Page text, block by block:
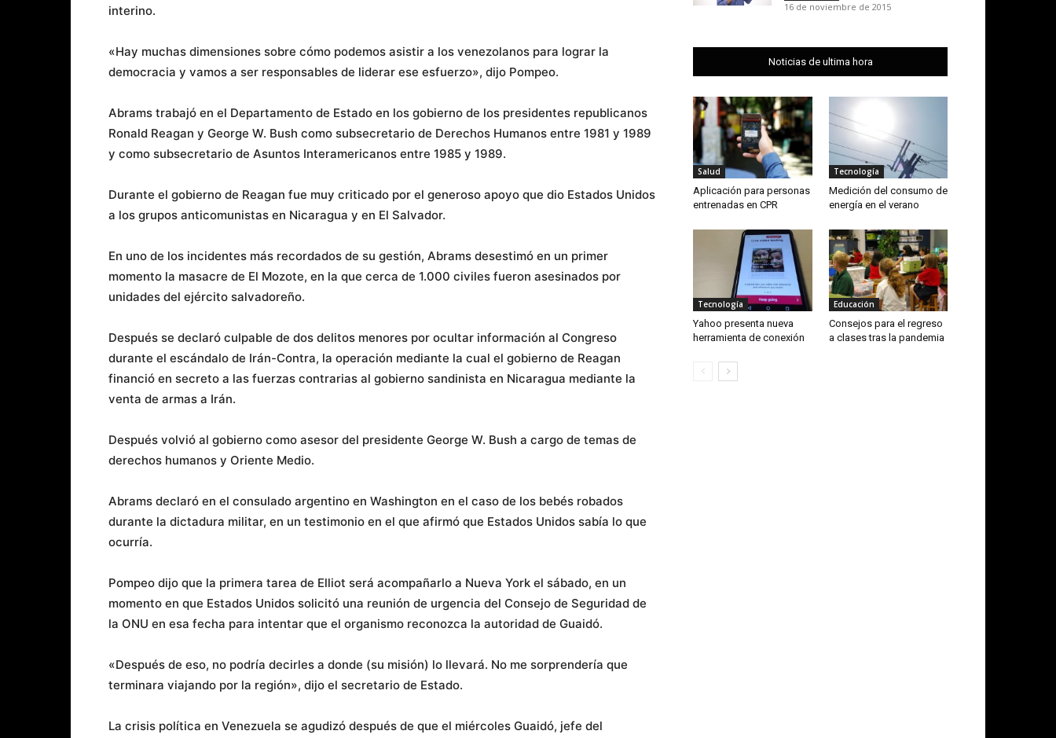
interino.
«Hay muchas dimensiones sobre cómo podemos asistir a los venezolanos para lograr la
democracia y vamos a ser responsables de liderar ese esfuerzo», dijo Pompeo.
Abrams trabajó en el Departamento de Estado en los gobierno de los presidentes republicanos
Ronald Reagan y George W. Bush como subsecretario de Derechos Humanos entre 1981 y 1989
y como subsecretario de Asuntos Interamericanos entre 1985 y 1989.
Durante el gobierno de Reagan fue muy criticado por el generoso apoyo que dio Estados Unidos
a los grupos anticomunistas en Nicaragua y en El Salvador.
En uno de los incidentes más recordados de su gestión, Abrams desestimó en un primer
momento la masacre de El Mozote, en la que cerca de 1.000 civiles fueron asesinados por
unidades del ejército salvadoreño.
Después se declaró culpable de dos delitos menores por ocultar información al Congreso
durante el escándalo de Irán-Contra, la operación mediante la cual el gobierno de Reagan
financió en secreto a las fuerzas contrarias al gobierno sandinista en Nicaragua mediante la
venta de armas a Irán.
Después volvió al gobierno como asesor del presidente George W. Bush a cargo de temas de
derechos humanos y Oriente Medio.
Abrams declaró en el consulado argentino en Washington en el caso de los bebés robados
durante la dictadura militar, en un testimonio en el que afirmó que Estados Unidos sabía lo que
ocurría.
Pompeo dijo que la primera tarea de Elliot será acompañarlo a Nueva York el sábado, en un
momento en que Estados Unidos solicitó una reunión de urgencia del Consejo de Seguridad de
la ONU en esa fecha para intentar que el organismo reconozca la autoridad de Guaidó.
«Después de eso, no podría decirles a donde (su misión) lo llevará. No me sorprendería que
terminara viajando por la región», dijo el secretario de Estado.
La crisis política en Venezuela se agudizó después de que el miércoles Guaidó, jefe del
16 de noviembre de 2015
Noticias de ultima hora
Salud
Aplicación para personas
entrenadas en CPR
Tecnología
Medición del consumo de
energía en el verano
Tecnología
Yahoo presenta nueva
herramienta de conexión
Educación
Consejos para el regreso
a clases tras la pandemia